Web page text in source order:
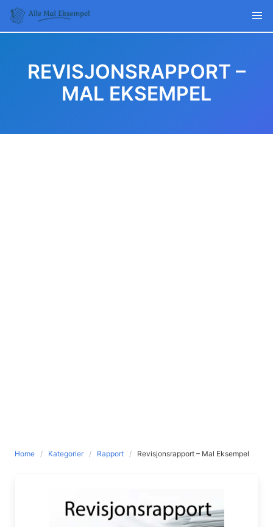
Skip
content
REVISJONSRAPPORT –
MAL EKSEMPEL
Home Kategorier Rapport Revisjonsrapport – Mal Eksempel